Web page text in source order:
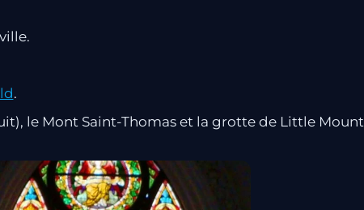
.
le Mont Saint-Thomas et la grotte de Little